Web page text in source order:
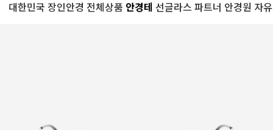
대한민국 장인안경 전체상품 안경테 선글라스 파트너 안경원 자